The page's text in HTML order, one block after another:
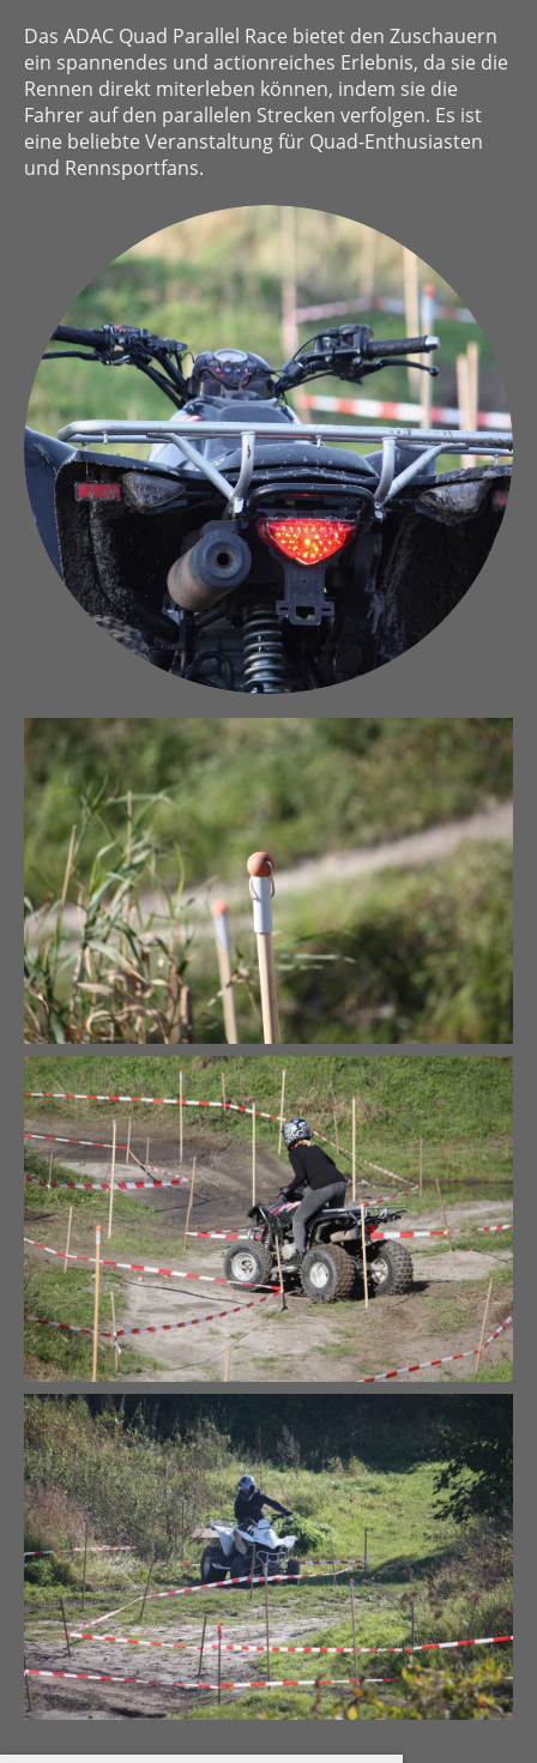
Das ADAC Quad Parallel Race bietet den Zuschauern
ein spannendes und actionreiches Erlebnis, da sie die
Rennen direkt miterleben können, indem sie die
Fahrer auf den parallelen Strecken verfolgen. Es ist
eine beliebte Veranstaltung für Quad-Enthusiasten
und Rennsportfans.